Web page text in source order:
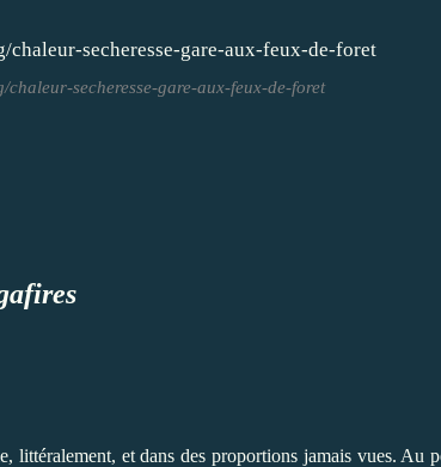
secheresse-gare-aux-feux-de-foret
et dans des proportions jamais vues. Au